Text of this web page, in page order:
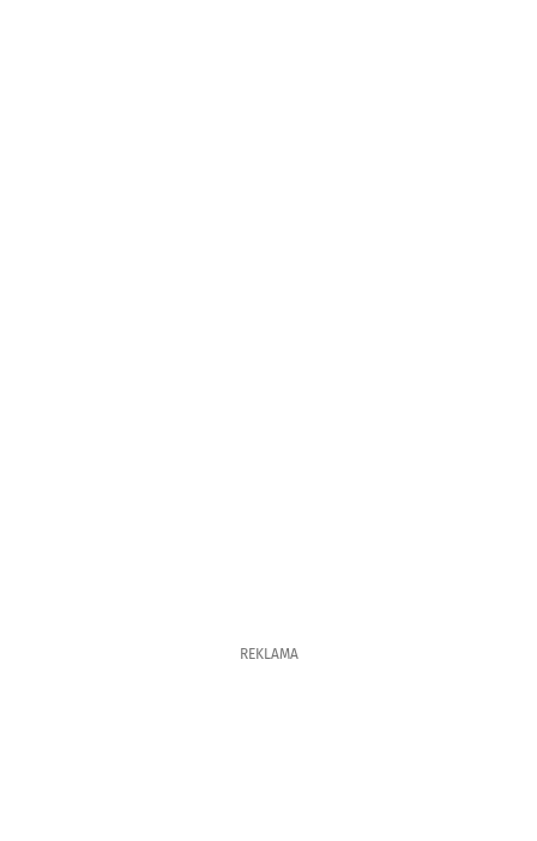
REKLAMA